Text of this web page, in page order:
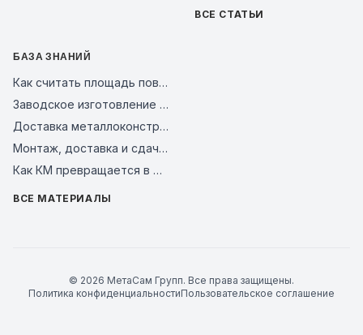
ВСЕ СТАТЬИ
БАЗА ЗНАНИЙ
Как считать площадь поверхности металлоконструкций для покраски и АКЗ
Заводское изготовление и контроль качества стальных конструкций
Доставка металлоконструкций на объект: как связать график отгрузки и монтаж
Монтаж, доставка и сдача металлокаркаса
Как КМ превращается в КМД для завода и монтажной площадки
ВСЕ МАТЕРИАЛЫ
© 2026 МетаСам Групп. Все права защищены.
Политика конфиденциальностиПользовательское соглашение